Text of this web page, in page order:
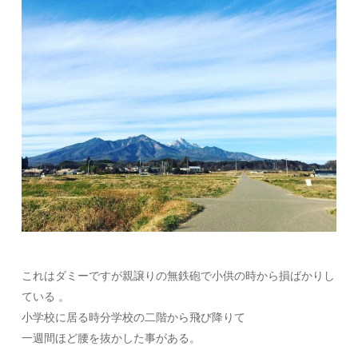
これはダミーですが親譲りの無鉄砲で小供の時から損ばかりし
ている 。
小学校に居る時分学校の二階から飛び降りて
一週間ほど腰を抜かした事がある。